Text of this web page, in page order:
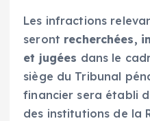
Les infractions
seront recherchées,
et jugées dans le
siège du Tribunal
financier sera établi
des institutions de la